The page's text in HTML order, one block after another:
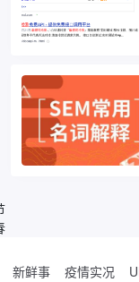
新鲜事 疫情实况